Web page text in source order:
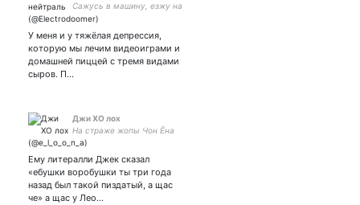
Сажусь в машину, езжу на
машине, выхожу из
машины, решаю проблемы.
У меня и у тяжёлая депрессия,
которую мы лечим видеоиграми и
домашней пиццей с тремя видами
сыров. П…
Джи ХО лох
На страже жопы Чон Ёна
Ему литералли Джек сказал
«ебушки воробушки ты три года
назад был такой пиздатый, а щас
че» а щас у Лео…